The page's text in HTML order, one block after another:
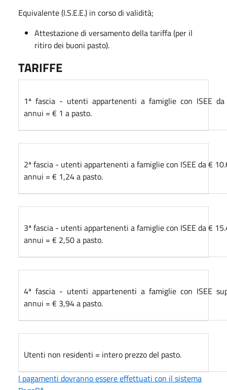
Equivalente (I.S.E.E.) in corso di validità;
Attestazione di versamento della tariffa (per il
ritiro dei buoni pasto).
TARIFFE
1ª fascia - utenti appartenenti a famiglie con ISEE
annui = € 1 a pasto.
2ª fascia - utenti appartenenti a famiglie con ISEE da €
annui = € 1,24 a pasto.
3ª fascia - utenti appartenenti a famiglie con ISEE da €
annui = € 2,50 a pasto.
4ª fascia - utenti appartenenti a famiglie con ISEE
annui = € 3,94 a pasto.
Utenti non residenti = intero prezzo del pasto.
I pagamenti dovranno essere effettuati con il sistema